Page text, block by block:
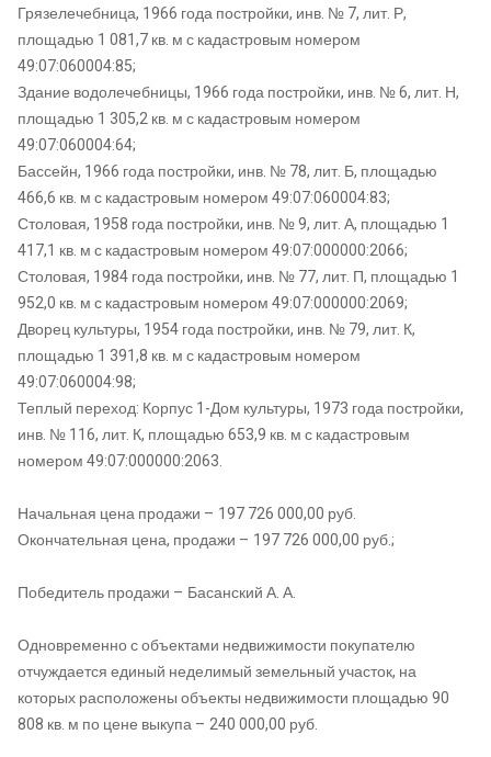
Грязелечебница, 1966 года постройки, инв. № 7, лит. Р,
площадью 1 081,7 кв. м с кадастровым номером
49:07:060004:85;
Здание водолечебницы, 1966 года постройки, инв. № 6, лит. Н,
площадью 1 305,2 кв. м с кадастровым номером
49:07:060004:64;
Бассейн, 1966 года постройки, инв. № 78, лит. Б, площадью
466,6 кв. м с кадастровым номером 49:07:060004:83;
Столовая, 1958 года постройки, инв. № 9, лит. А, площадью 1
417,1 кв. м с кадастровым номером 49:07:000000:2066;
Столовая, 1984 года постройки, инв. № 77, лит. П, площадью 1
952,0 кв. м с кадастровым номером 49:07:000000:2069;
Дворец культуры, 1954 года постройки, инв. № 79, лит. К,
площадью 1 391,8 кв. м с кадастровым номером
49:07:060004:98;
Теплый переход: Корпус 1-Дом культуры, 1973 года постройки,
инв. № 116, лит. К, площадью 653,9 кв. м с кадастровым
номером 49:07:000000:2063.
Начальная цена продажи – 197 726 000,00 руб.
Окончательная цена, продажи – 197 726 000,00 руб.;
Победитель продажи – Басанский А. А.
Одновременно с объектами недвижимости покупателю
отчуждается единый неделимый земельный участок, на
которых расположены объекты недвижимости площадью 90
808 кв. м по цене выкупа – 240 000,00 руб.